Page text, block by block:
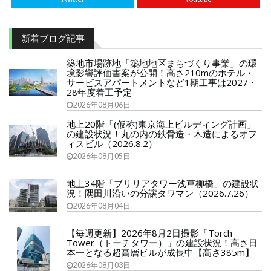
新着ブログ記事
築地市場跡地「築地地区まちづくり事業」の環
境影響評価書案が公開！高さ210mのホテル・
サービスアパートメントなど1期工事は2027・
28年度着工予定
2026年08月06日
地上20階「(仮称)東京海上ビルディング計画」
の建設状況！丸の内の鉄骨造・木造によるオフ
ィスビル（2026.8.2）
2026年08月05日
地上34階「ブリリアタワー浅草柳橋」の建設状
況！隅田川沿いの分譲タワマン（2026.7.26）
2026年08月04日
【毎週更新】2026年8月2日撮影「Torch
Tower（トーチタワー）」の建設状況！高さ日
本一となる超高層ビルが成長中【高さ385m】
2026年08月03日